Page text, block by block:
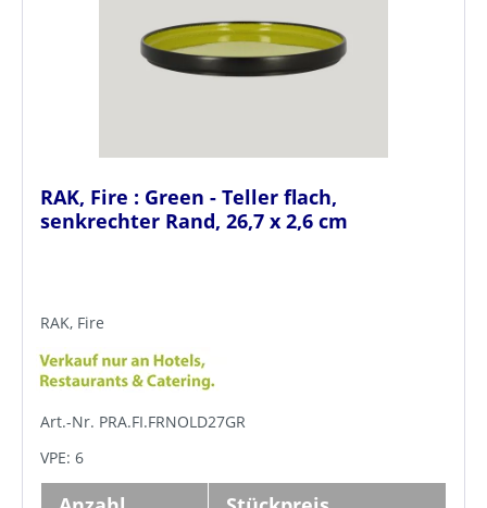
RAK, Fire : Green - Teller flach,
senkrechter Rand, 26,7 x 2,6 cm
RAK, Fire
Art.-Nr. PRA.FI.FRNOLD27GR
VPE: 6